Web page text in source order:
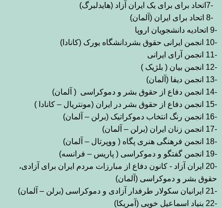
-7
اتحاد برای برای یک ایران آزاد (هایدلبرگ(
-8
اتحاد برای ایران (آلمان)
-9
اتحادیه دانشجویان اروپا
-10
انجمن ایرانی حقوق بشردانشگاه یورک (کانادا (
-11
انجمن آرای ایرانی
-12
انجمن بیان ( بلژیک )
-13
انجمن دیفا (آلمان(
-14
انجمن دفاع از حقوق بشر و دموکراسی ( آلمان(
-15
انجمن دفاع از حقوق بشر در ایران (مونتریال – کانادا )
-16
انجمن رنگ انتخاب دموکراتیک (برلن – آلمان(
-17
انجمن زنان ایران (برلن – آلمان(
-18
انجمن فرهنگی هنری پگاه ) ووپرتال – آلمان(
-19
انجمن گفتگو و دموکراسی ( پاریس – فرانسه(
-20
ایران آزاد - کانون دفاع از مبارزات مردم ایران برای آزادی،
حقوق بشر و دموکراسی (آلمان(
-21
ایرانیان سکولار طرفدار آزادی و دموکراسی (برلن – آلمان(
-22
بنیاد اسماعیل خویی (آمریکا(